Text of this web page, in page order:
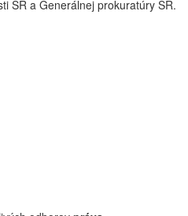
SR a Generálnej prokuratúry SR.